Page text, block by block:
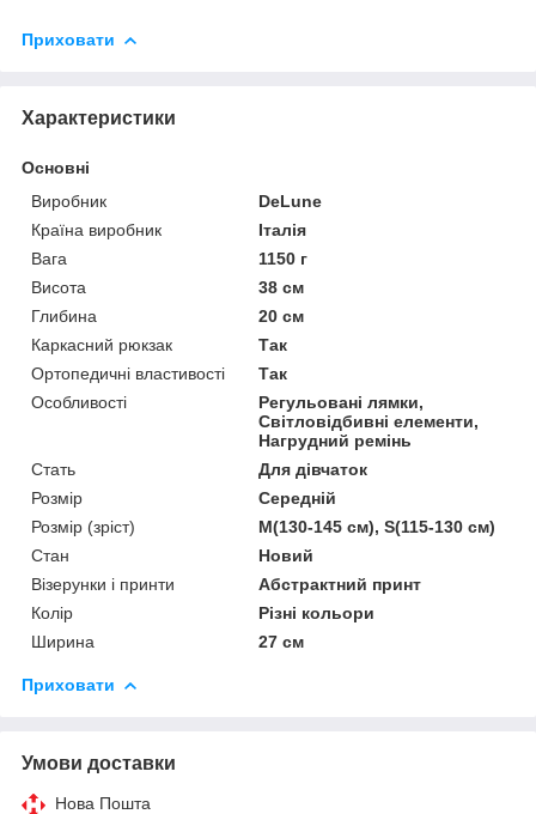
Приховати
Характеристики
Основні
Виробник
DeLune
Країна виробник
Італія
Вага
1150 г
Висота
38 см
Глибина
20 см
Каркасний рюкзак
Так
Ортопедичні властивості
Так
Особливості
Регульовані лямки,
Світловідбивні елементи,
Нагрудний ремінь
Стать
Для дівчаток
Розмір
Середній
Розмір (зріст)
M(130-145 см), S(115-130 см)
Стан
Новий
Візерунки і принти
Абстрактний принт
Колір
Різні кольори
Ширина
27 см
Приховати
Умови доставки
Нова Пошта